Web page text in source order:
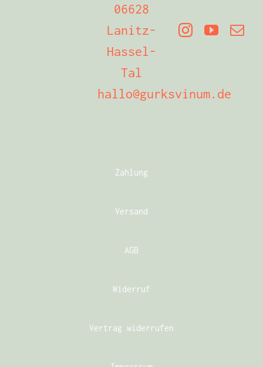
06628
Lanitz-
Hassel-
Tal
hallo@gurksvinum.de
Zahlung
Versand
AGB
Widerruf
Vertrag widerrufen